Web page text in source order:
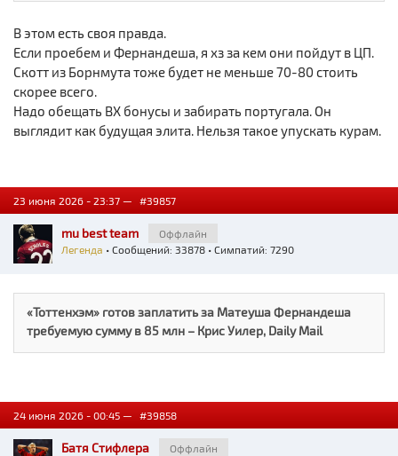
В этом есть своя правда.
Если проебем и Фернандеша, я хз за кем они пойдут в ЦП.
Скотт из Борнмута тоже будет не меньше 70-80 стоить
скорее всего.
Надо обещать ВХ бонусы и забирать португала. Он
выглядит как будущая элита. Нельзя такое упускать курам.
23 июня 2026 - 23:37 — #39857
mu best team
Оффлайн
Легенда • Сообщений: 33878 • Симпатий: 7290
«Тоттенхэм» готов заплатить за Матеуша Фернандеша
требуемую сумму в 85 млн – Крис Уилер, Daily Mail
24 июня 2026 - 00:45 — #39858
Батя Стифлера
Оффлайн